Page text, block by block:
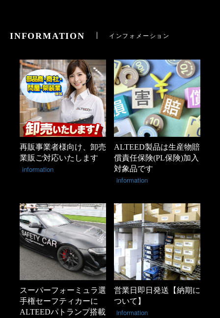
INFORMATION インフォメーション
再販事業者様向け、卸売
業販ご対応いたします
information
ALTEED製品は生産物賠
償責任保険(PL保険)加入
対象品です
information
スーパーフォーミュラ選
手権セーフティカーに
ALTEEDパトランプ搭載
営業日即日発送【納期に
ついて】
information